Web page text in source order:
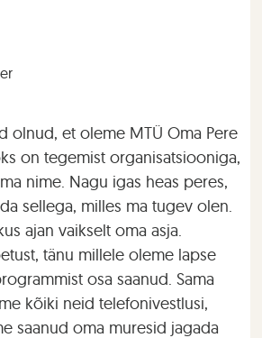
olnud, et oleme MTÜ Oma Pere
on tegemist organisatsiooniga,
nime. Nagu igas heas peres,
sellega, milles ma tugev olen.
ajan vaikselt oma asja.
tänu millele oleme lapse
osa saanud. Sama
kõiki neid telefonivestlusi,
saanud oma muresid jagada